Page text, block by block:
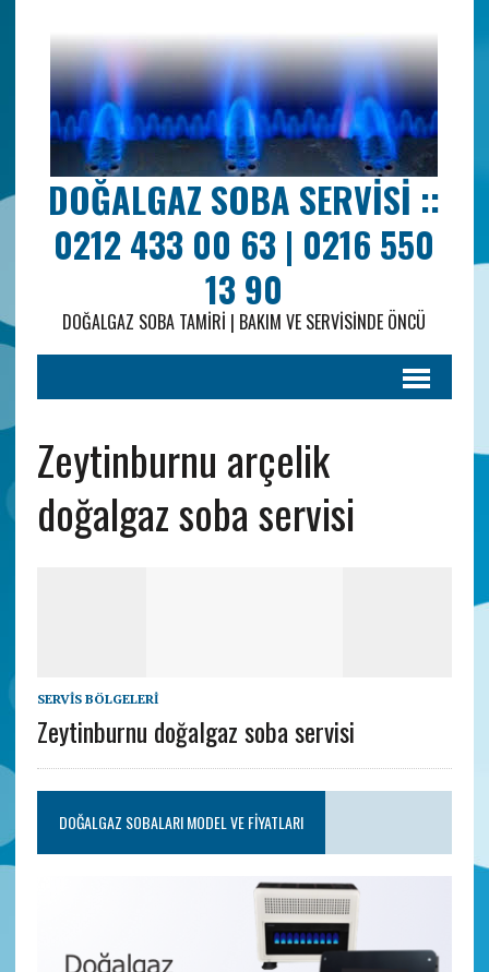
DOĞALGAZ SOBA SERVISI ::
0212 433 00 63 | 0216 550
13 90
DOĞALGAZ SOBA TAMIRI | BAKIM VE SERVISINDE ÖNCÜ
Zeytinburnu arçelik
doğalgaz soba servisi
SERVIS BÖLGELERI
Zeytinburnu doğalgaz soba servisi
DOĞALGAZ SOBALARI MODEL VE FIYATLARI